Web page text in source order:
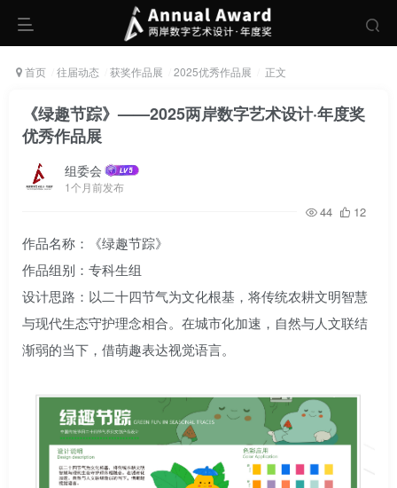
首页 往届动态 获奖作品展 2025优秀作品展 正文
《绿趣节踪》——2025两岸数字艺术设计·年度奖
优秀作品展
组委会
1个月前发布
44 12
作品名称：《绿趣节踪》
作品组别：专科生组
设计思路：以二十四节气为文化根基，将传统农耕文明智慧
与现代生态守护理念相合。在城市化加速，自然与人文联结
渐弱的当下，借萌趣表达视觉语言。